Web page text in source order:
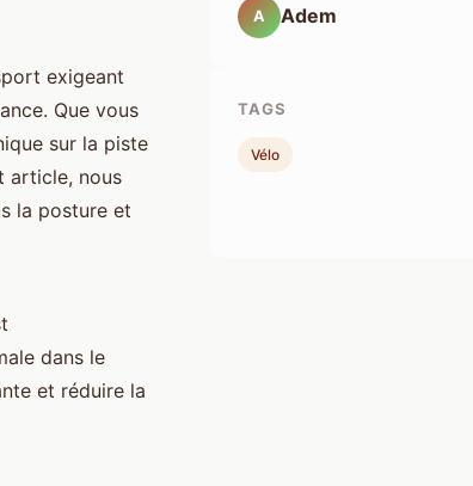
exigeant
Que vous
sur la piste
article, nous
la posture et
dans le
et réduire la
A Adem
TAGS
Vélo